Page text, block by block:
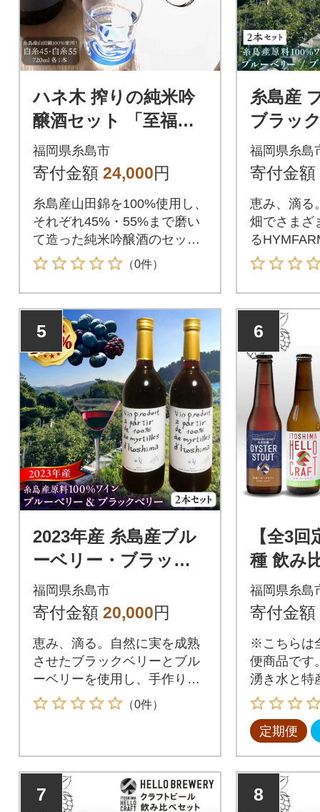
ハネ木 搾りの純米吟
醸酒セット 「至福」
【白糸酒造】[AVA00
2]
福岡県糸島市
寄付金額 24,000円
糸島産山田錦を100%使用し、
それぞれ45%・55%まで磨い
て造った純米吟醸酒のセッ
ト。ふくよかな香りと味わい
が広がる「白糸45」は、大切
な人との語らいの席に。爽や
かな香りと飲みやすさが好評
な「白糸55」はお料理にもよ
くい合います。
（0件）
糸島産
ブラッ
ン
福岡県糸島
寄付金額
恵み、滴る
畑でさまざ
る
リジナルワ
しています
然のもと、
栽培。ブル
ータンを
すぐれた
ブルーベリ
います。
5
2023年産 糸島産ブル
ーベリー・ブラック
ベリーワイン 720ml×
2種セット[AHM002]
福岡県糸島市
寄付金額 20,000円
恵み、滴る。自然に実を成熟
させたブラックベリーとブル
ーベリーを使用し、手作りで
仕上げた高品質のワインセッ
ト。ブラックベリーワインは
みが特徴の甘口ワインです。
（0件）
6
【全3
種 飲み
ラフト
合わせ6
福岡県糸島
寄付金額
※こちらは
便商品です
湧き水と特
でしか飲め
上深江の長
ることがで
ビールです
き水を仕
を込めて
定期便
7 8